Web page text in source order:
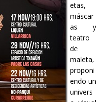
etas,
máscar
as y
teatro
de
maleta,
proponi
endo un
univers